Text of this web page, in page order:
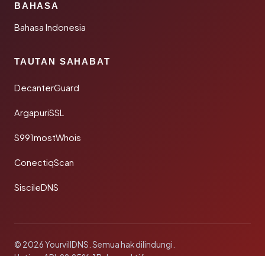
BAHASA
Bahasa Indonesia
TAUTAN SAHABAT
DecanterGuard
ArgapuriSSL
S991mostWhois
ConectiqScan
SiscileDNS
© 2026 YourvillDNS. Semua hak dilindungi.